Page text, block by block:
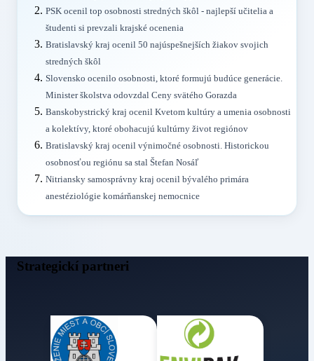
PSK ocenil top osobnosti stredných škôl - najlepší učitelia a
študenti si prevzali krajské ocenenia
Bratislavský kraj ocenil 50 najúspešnejších žiakov svojich
stredných škôl
Slovensko ocenilo osobnosti, ktoré formujú budúce generácie.
Minister školstva odovzdal Ceny svätého Gorazda
Banskobystrický kraj ocenil Kvetom kultúry a umenia osobnosti
a kolektívy, ktoré obohacujú kultúrny život regiónov
Bratislavský kraj ocenil výnimočné osobnosti. Historickou
osobnosťou regiónu sa stal Štefan Nosáľ
Nitriansky samosprávny kraj ocenil bývalého primára
anestéziológie komárňanskej nemocnice
Strategickí partneri